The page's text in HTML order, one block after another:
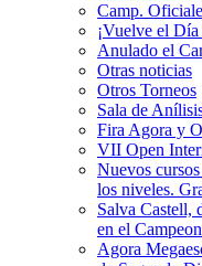
Camp.
¡Vuelve el
Anulado el
Otras noticias
Otros Torneos
Sala de
Fira Agora y
VII Open
Nuevos
los niveles.
Salva Castell,
en el
Agora